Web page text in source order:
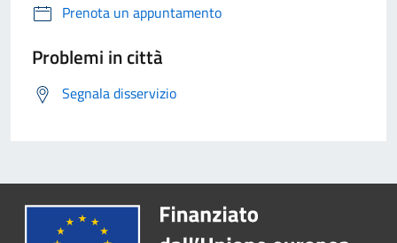
Prenota un appuntamento
Problemi in città
Segnala disservizio